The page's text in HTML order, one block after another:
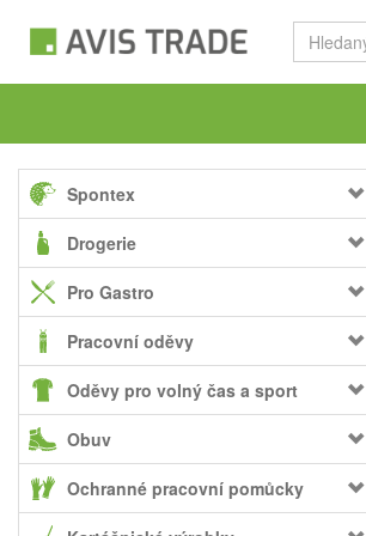
Spontex
Drogerie
Pro Gastro
Pracovní oděvy
Oděvy pro volný čas a sport
Obuv
Ochranné pracovní pomůcky